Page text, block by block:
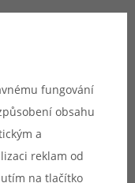
cartridge
fungování
obsahu
a
reklam od
na tlačítko